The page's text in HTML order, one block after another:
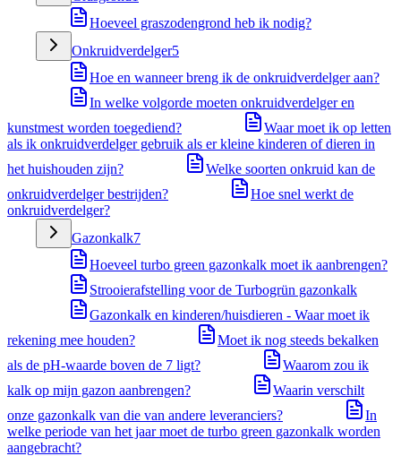
Hoeveel graszodengrond heb ik nodig?
Onkruidverdelger5
Hoe en wanneer breng ik de onkruidverdelger aan?
In welke volgorde moeten onkruidverdelger en
kunstmest worden toegediend?
Waar moet ik op letten
als ik onkruidverdelger gebruik als er kleine kinderen of dieren in
het huishouden zijn?
Welke soorten onkruid kan de
onkruidverdelger bestrijden?
Hoe snel werkt de
onkruidverdelger?
Gazonkalk7
Hoeveel turbo green gazonkalk moet ik aanbrengen?
Strooierafstelling voor de Turbogrün gazonkalk
Gazonkalk en kinderen/huisdieren - Waar moet ik
rekening mee houden?
Moet ik nog steeds bekalken
als de pH-waarde boven de 7 ligt?
Waarom zou ik
kalk op mijn gazon aanbrengen?
Waarin verschilt
onze gazonkalk van die van andere leveranciers?
In
welke periode van het jaar moet de turbo green gazonkalk worden
aangebracht?